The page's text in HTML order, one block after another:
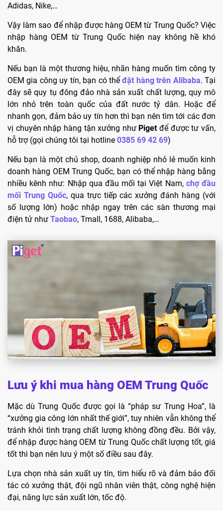
Adidas, Nike,…
Vậy làm sao để nhập được hàng OEM từ Trung Quốc? Việc
nhập hàng OEM từ Trung Quốc hiện nay không hề khó
khăn.
Nếu bạn là một thương hiệu, nhãn hàng muốn tìm công ty
OEM gia công uy tín, bạn có thểđặt hàng trên Alibaba. Tại
đây sẽ quy tụ đông đảo nhà sản xuất chất lượng, quy mô
lớn nhỏ trên toàn quốc của đất nước tỷ dân. Hoặc để
nhanh gọn, đảm bảo uy tín hơn thì bạn nên tìm tới các đơn
vị chuyên nhập hàng tận xưởng như Pigetđể được tư vấn,
hỗ trợ (gọi chúng tôi tại hotline 0385 69 42 69)
Nếu bạn là một chủ shop, doanh nghiệp nhỏ lẻ muốn kinh
doanh hàng OEM Trung Quốc, bạn có thể nhập hàng bằng
nhiều kênh như: Nhập qua đầu mối tại Việt Nam, chợ đầu
mối Trung Quốc, qua trực tiếp các xưởng đánh hàng (với
số lượng lớn) hoặc nhập ngay trên các sàn thương mại
điện tử như Taobao, Tmall, 1688, Alibaba,…
Lưu ý khi mua hàng OEM Trung Quốc
Mặc dù Trung Quốc được gọi là “pháp sư Trung Hoa”, là
“xưởng gia công lớn nhất thế giới”, tuy nhiên vẫn không thể
tránh khỏi tình trạng chất lượng không đồng đều. Bởi vậy,
để nhập được hàng OEM từ Trung Quốc chất lượng tốt, giá
tốt thì bạn nên lưu ý một số điều sau đây.
Lựa chọn nhà sản xuất uy tín, tìm hiểu rõ và đảm bảo đối
tác có xưởng thật, đội ngũ nhân viên thật, công nghệ hiện
đại, năng lực sản xuất lớn, tốc độ.